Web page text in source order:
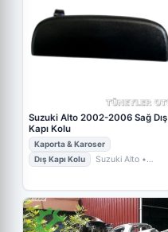
Suzuki Alto 2002-2006 Sağ Dış
Kapı Kolu
Kaporta & Karoser
Dış Kapı Kolu
Suzuki Alto •